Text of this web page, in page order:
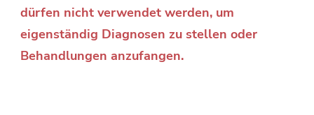
dürfen nicht verwendet werden, um
eigenständig Diagnosen zu stellen oder
Behandlungen anzufangen.